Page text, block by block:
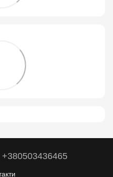
+380503436465